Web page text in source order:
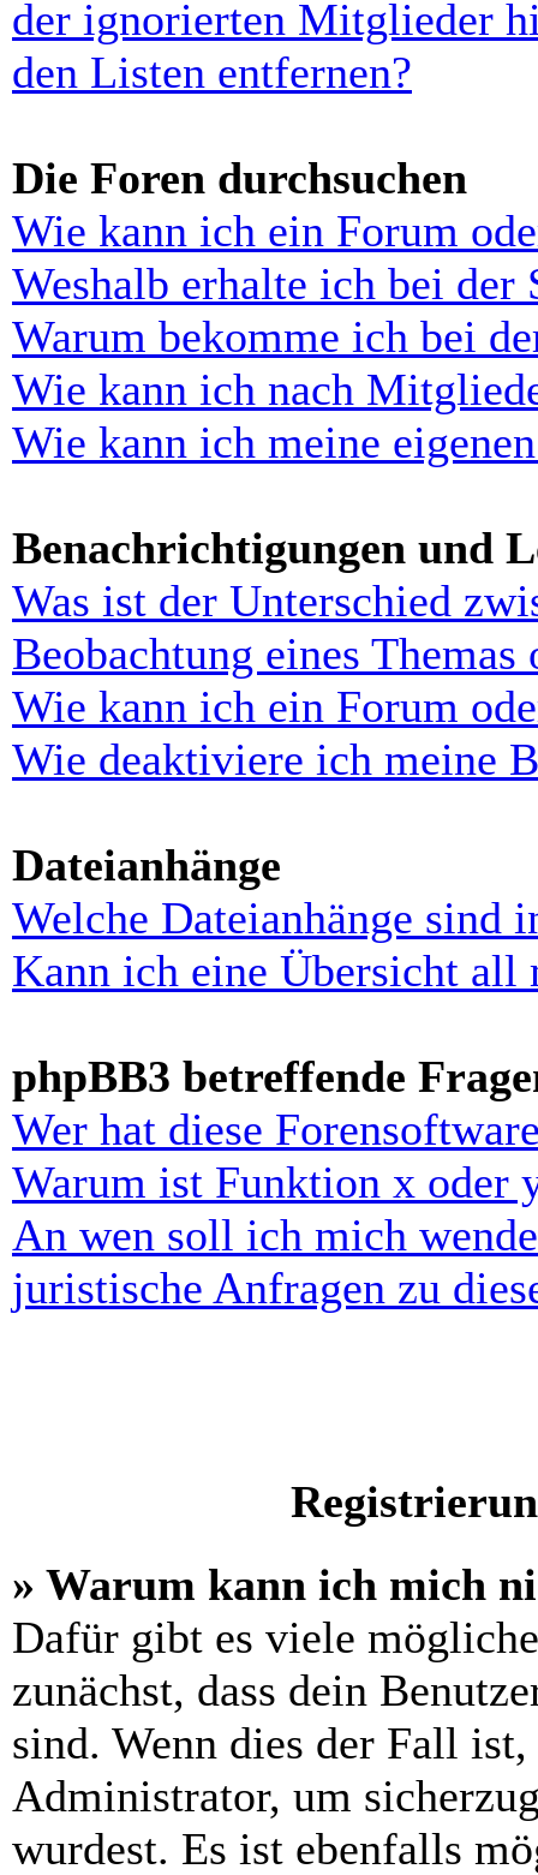
der ignorierten Mitglieder
den Listen entfernen?
Die Foren durchsuchen
Wie kann ich ein Forum
Weshalb erhalte ich bei der
Warum bekomme ich bei
Wie kann ich nach
Wie kann ich meine
Benachrichtigungen und
Was ist der Unterschied
Beobachtung eines Themas
Wie kann ich ein Forum
Wie deaktiviere ich meine
Dateianhänge
Welche Dateianhänge sind
Kann ich eine Übersicht all
phpBB3 betreffende
Wer hat diese
Warum ist Funktion x oder
An wen soll ich mich
juristische Anfragen zu
» Warum kann ich mich
Dafür gibt es viele
zunächst, dass dein
sind. Wenn dies der Fall
Administrator, um
wurdest. Es ist ebenfalls